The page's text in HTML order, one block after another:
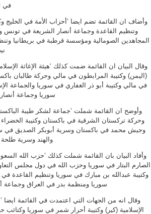
في
وأضاف ان القائمة تضم ايضا ‘أحزاب الأمة في الخليج
وتنظيم القاعدة وجماعة أنصار الشريعة في تونس
المجاهدين الصومالية ومؤسسة قرطبة في بريطانيا
وقال البيان ان القائمة ضمت كذلك ‘هيئة الإغاثة
(اليمن) وكتيبة المرابطون في مالي وحركة طالبان
في مالي وكتيبة أبو ذر الغفاري في سوريا والجماعة
سوريا وجماعة
وأوضح ان القائمة شملت ‘جماعة لشكر طيبة
وحركة تركستان الشرقية في باكستان وكتيبة
وجيش محمد في باكستان وسرية أبوبكر الصديق في
والهند وسرية طلحة
وأفاد البيان بان القائمة شملت كذلك ‘حزب الله
الصارم البتار في سوريا وحزب الله في دول مجلس
وكتيبة عبدالله بن مبارك في سوريا وتنظيم القاعدة في
سوريا ومنظمة بدر في العراق وجماعة
وقال انه من الجهات التي اعتمدت في القائمة
الإسلامية (كير) وكتيبة أحرار شمر في سوريا